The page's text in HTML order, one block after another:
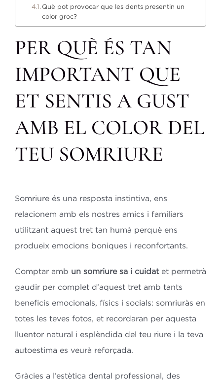
Què pot provocar que les dents presentin un
color groc?
PER QUÈ ÉS TAN
IMPORTANT QUE
ET SENTIS A GUST
AMB EL COLOR DEL
TEU SOMRIURE
Somriure és una resposta instintiva, ens
relacionem amb els nostres amics i familiars
utilitzant aquest tret tan humà perquè ens
produeix emocions boniques i reconfortants.
Comptar amb un somriure sa i cuidatet permetrà
gaudir per complet d’aquest tret amb tants
beneficis emocionals, físics i socials: somriuràs en
totes les teves fotos, et recordaran per aquesta
lluentor natural i esplèndida del teu riure i la teva
autoestima es veurà reforçada.
Gràcies a l’estètica dental professional, des